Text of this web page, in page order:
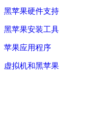
黑苹果硬件支持
黑苹果安装工具
苹果应用程序
虚拟机和黑苹果